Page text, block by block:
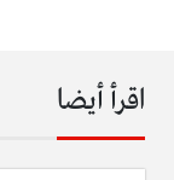
اقرأ أيضا